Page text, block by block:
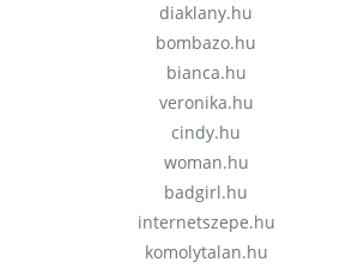
diaklany.hu
bombazo.hu
bianca.hu
veronika.hu
cindy.hu
woman.hu
badgirl.hu
internetszepe.hu
komolytalan.hu